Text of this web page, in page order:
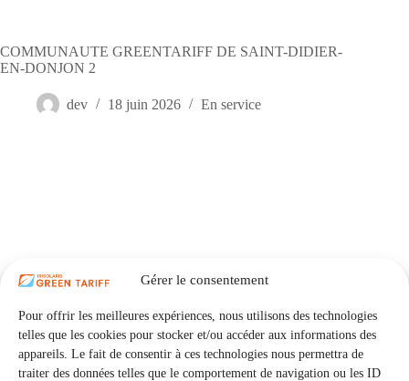
Gérer le consentement
Pour offrir les meilleures expériences, nous utilisons des technologies
telles que les cookies pour stocker et/ou accéder aux informations des
appareils. Le fait de consentir à ces technologies nous permettra de
traiter des données telles que le comportement de navigation ou les ID
COMMUNAUTE GREENTARIFF DE SAINT-DIDIER-
EN-DONJON 2
dev 18 juin 2026 En service